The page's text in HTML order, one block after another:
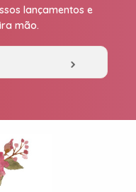
lançamentos e
mão.